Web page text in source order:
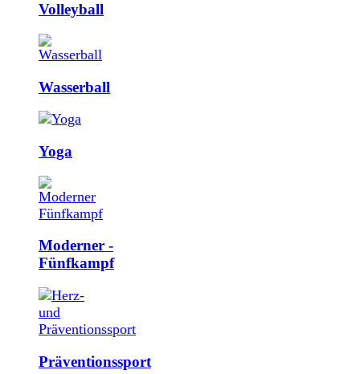
Volleyball
Wasserball
Yoga
Moderner ­
Fünfkampf
Präventions­sport